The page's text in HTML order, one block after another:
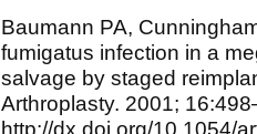
Baumann PA,
fumigatus infection in a
salvage by staged
Arthroplasty. 2001;
http://dx.doi.org/10.1054/